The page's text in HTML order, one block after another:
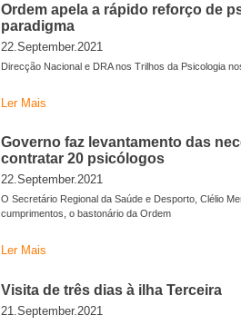
Ordem apela a rápido reforço de
paradigma
22.September.2021
Direcção Nacional e DRA nos Trilhos da Psicologia
Ler Mais
Governo faz levantamento das
contratar 20 psicólogos
22.September.2021
O Secretário Regional da Saúde e Desporto, Clélio
cumprimentos, o bastonário da Ordem
Ler Mais
Visita de três dias à ilha Terceira
21.September.2021